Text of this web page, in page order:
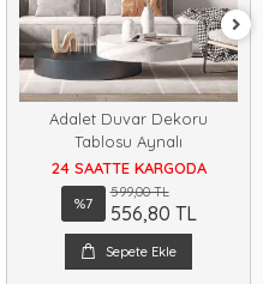
Adalet Duvar Dekoru
Tablosu Aynalı
24 SAATTE KARGODA
%7
599,00 TL
556,80 TL
Sepete Ekle